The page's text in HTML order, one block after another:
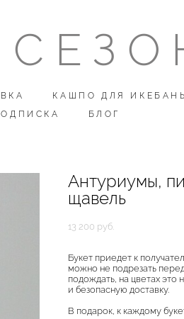
КАШПО ДЛЯ ИКЕБАНЫ
БЛОГ
КАШПО ДЛЯ ИКЕБАНЫ
БЛОГ
Антуриумы,
щавель
13 200 pуб.
Букет приедет к
можно не подрезать
подождать, на цветах это
и безопасную доставку.
В подарок, к каждому